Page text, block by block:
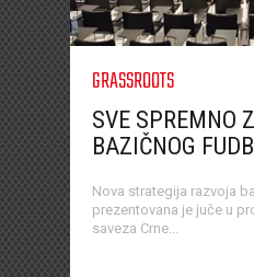
GRASSROOTS
SVE SPREMNO
BAZIČNOG
Nova strategija razvoja
prezentovana je juče u
saveza Crne...